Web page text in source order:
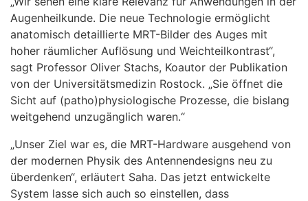
Augenheilkunde. Die neue Technologie ermöglicht
anatomisch detaillierte MRT-Bilder des Auges mit
hoher räumlicher Auflösung und Weichteilkontrast“,
sagt Professor Oliver Stachs, Koautor der Publikation
von der Universitätsmedizin Rostock. „Sie öffnet die
Sicht auf (patho)physiologische Prozesse, die bislang
weitgehend unzugänglich waren.“
„Unser Ziel war es, die MRT-Hardware ausgehend von
der modernen Physik des Antennendesigns neu zu
überdenken“, erläutert Saha. Das jetzt entwickelte
System lasse sich auch so einstellen, dass